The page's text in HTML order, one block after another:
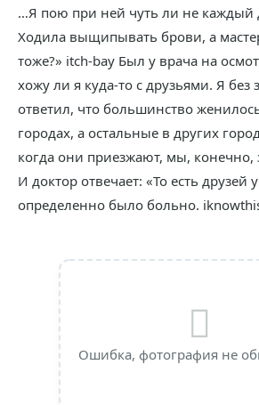
…Я пою при ней чуть ли не каждый
Ходила выщипывать брови, а
тоже?» itch-bay Был у врача на
хожу ли я куда-то с друзьями. Я без
ответил, что большинство
городах, а остальные в других
когда они приезжают, мы, конечно,
И доктор отвечает: «То есть друзей
определенно было больно.
Ошибка, фотография не